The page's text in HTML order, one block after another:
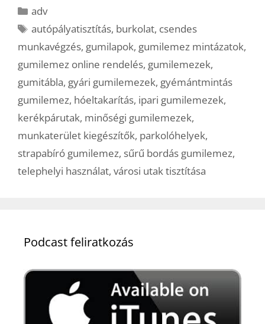
Kategória
adv
Címkék
autópályatisztítás, burkolat, csendes
munkavégzés, gumilapok, gumilemez mintázatok,
gumilemez online rendelés, gumilemezek,
gumitábla, gyári gumilemezek, gyémántmintás
gumilemez, hóeltakarítás, ipari gumilemezek,
kerékpárutak, minőségi gumilemezek,
munkaterület kiegészítők, parkolóhelyek,
strapabíró gumilemez, sűrű bordás gumilemez,
telephelyi használat, városi utak tisztítása
Podcast feliratkozás